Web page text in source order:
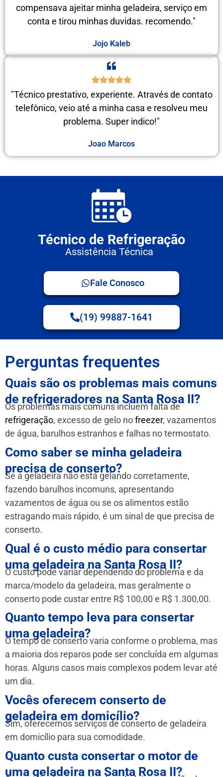
compensava ajeitar minha geladeira, serviço em
conta e tirou minhas duvidas. recomendo."
Jojo Kaleb
"Técnico prestativo, experiente. Através de contato
telefônico, veio até a minha casa e resolveu meu
problema. Super indico!"
Joao Marcos
Técnico de Refrigeração
Assistência Técnica
Fale Conosco
(19) 99887-1641
Perguntas frequentes
Quais são os problemas mais comuns
de refrigeradores na Santa Rosa II?
Os problemas mais comuns incluem falta de
refrigeração, excesso de gelo nofreezer, vazamentos
de água, barulhos estranhos e falhas no termostato.
Como saber se minha geladeira
precisa de conserto?
Se a geladeira não está gelando corretamente,
fazendo barulhos incomuns, apresentando
vazamentos de água ou se os alimentos estão
estragando mais rápido, é um sinal de que precisa de
conserto.
Qual é o custo médio para consertar
uma geladeira na Santa Rosa II?
O custo pode variar dependendo do problema e da
marca/modelo da geladeira, mas geralmente o
conserto pode custar entre R$ 100,00 e R$ 1.300,00.
Quanto tempo leva para consertar
uma geladeira?
O tempo de conserto varia conforme o problema, mas
a maioria dos reparos pode ser concluída em algumas
horas. Alguns casos mais complexos podem levar até
um dia.
Vocês oferecem conserto de
geladeira em domicílio?
Sim, oferecemos serviços de conserto de geladeira
em domicílio para sua comodidade.
Quanto custa consertar o motor de
uma geladeira na Santa Rosa II?